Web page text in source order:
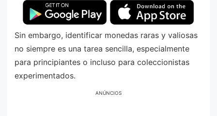
Sin embargo, identificar monedas raras y valiosas
no siempre es una tarea sencilla, especialmente
para principiantes o incluso para coleccionistas
experimentados.
ANÚNCIOS